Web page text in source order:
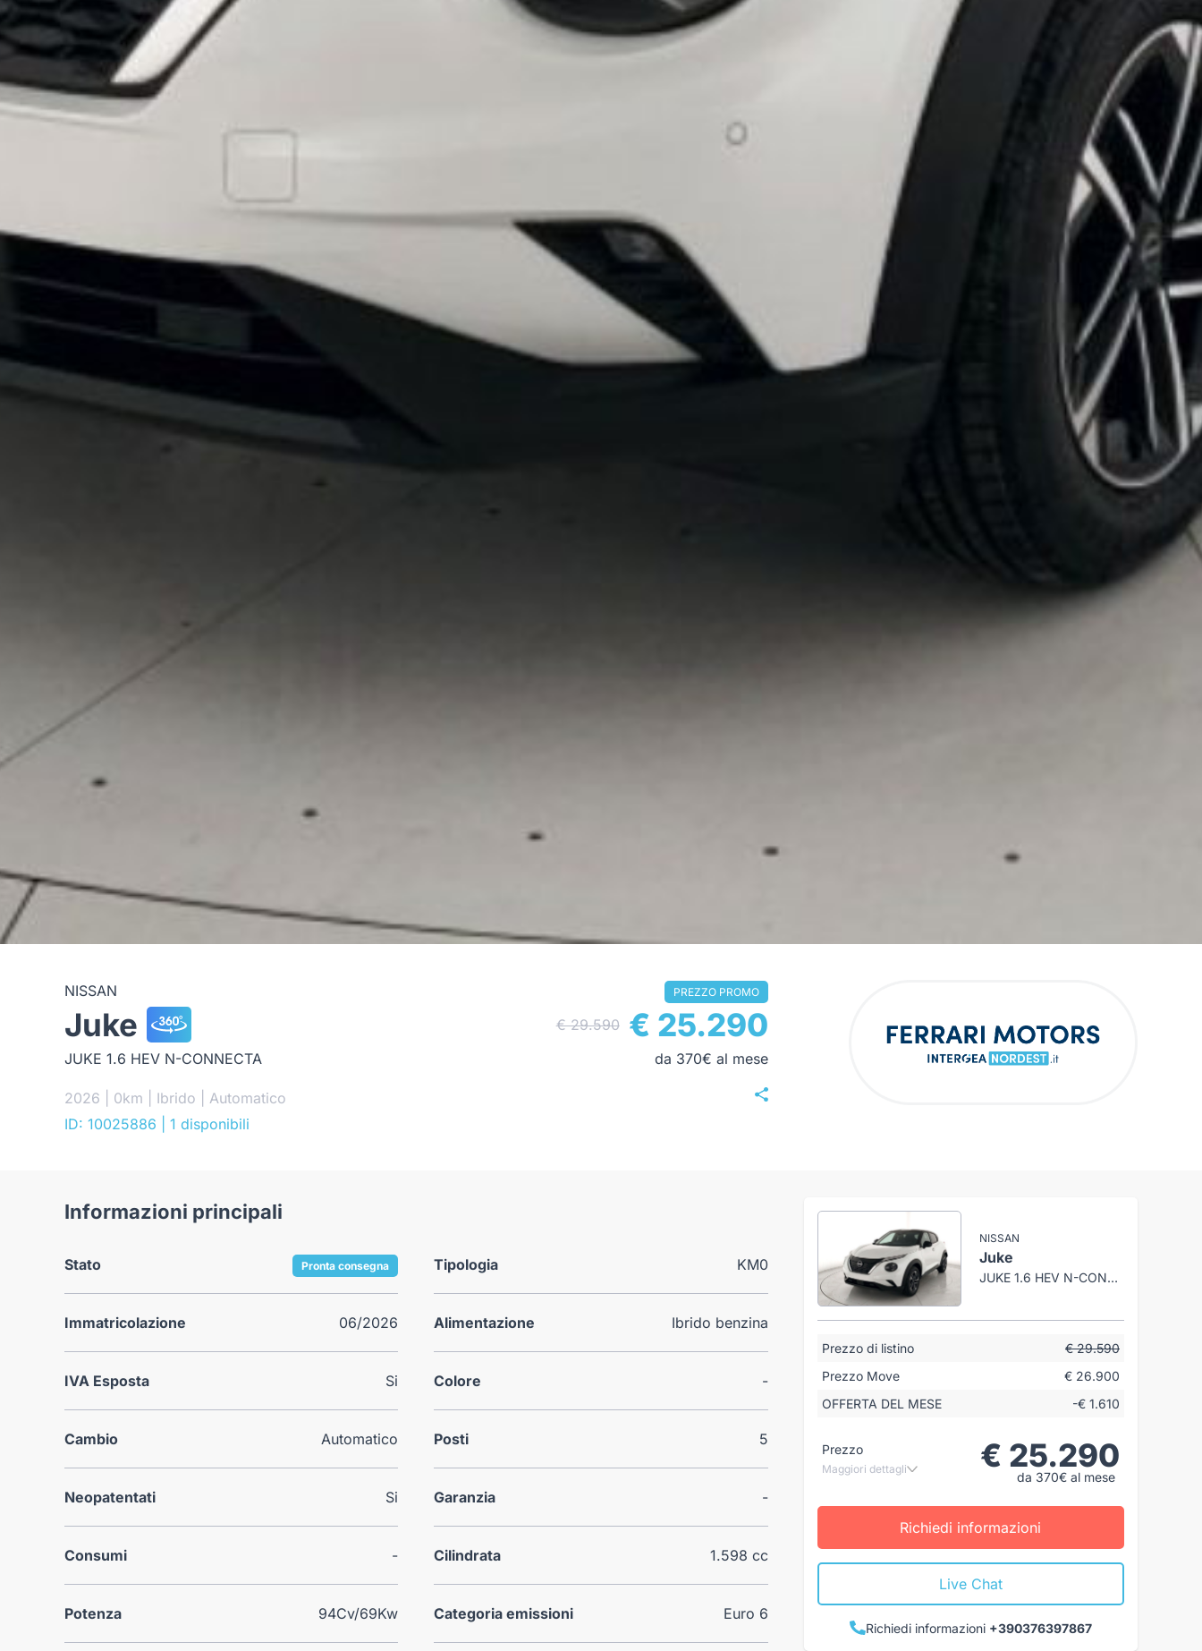
NISSAN
Juke
JUKE 1.6 HEV N-CONNECTA
2026 | 0km | Ibrido | Automatico
ID: 10025886
| 1 disponibili
PREZZO PROMO
€ 29.590 € 25.290
da 370€ al mese
Informazioni principali
Stato Pronta consegna Tipologia KM0
Immatricolazione 06/2026 Alimentazione Ibrido benzina
IVA Esposta Si Colore -
Cambio Automatico Posti 5
Neopatentati Si Garanzia -
Consumi - Cilindrata 1.598 cc
Potenza 94Cv/69Kw Categoria emissioni Euro 6
NISSAN
Juke
JUKE 1.6 HEV N-CONNECTA
Prezzo di listino
€ 29.590
Prezzo Move
€ 26.900
OFFERTA DEL MESE
-€ 1.610
Prezzo
Maggiori dettagli € 25.290
da 370€ al mese
Richiedi informazioni
Live Chat
Richiedi informazioni +390376397867